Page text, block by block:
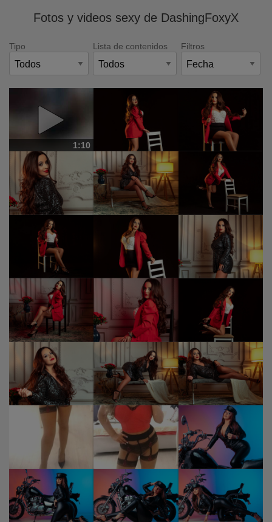
Fotos y videos sexy de DashingFoxyX
Tipo Lista de contenidos Filtros
1:10